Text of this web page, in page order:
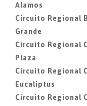
Alamos
Circuito Regional
Grande
Circuito Regional
Plaza
Circuito Regional
Eucaliptus
Circuito Regional